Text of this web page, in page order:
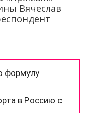
Вячеслав